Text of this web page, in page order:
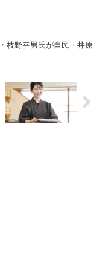
枝野幸男氏が自民・井原